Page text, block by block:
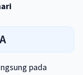
pada